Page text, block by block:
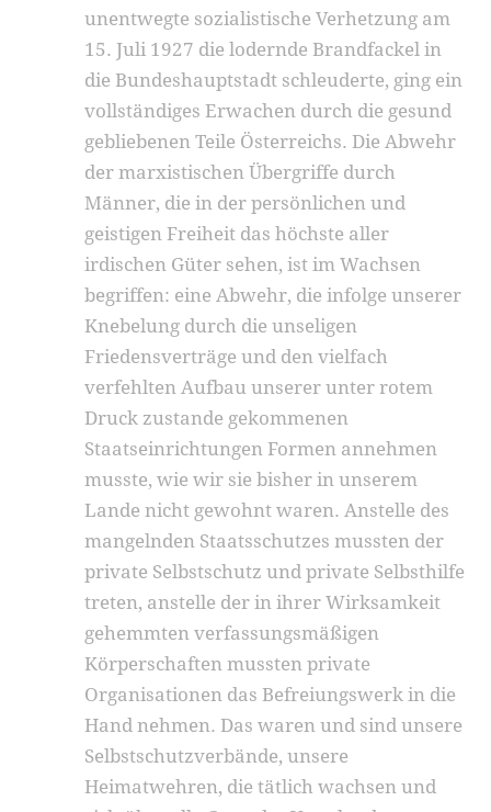
unentwegte sozialistische Verhetzung am
15. Juli 1927 die lodernde Brandfackel in
die Bundeshauptstadt schleuderte, ging ein
vollständiges Erwachen durch die gesund
gebliebenen Teile Österreichs. Die Abwehr
der marxistischen Übergriffe durch
Männer, die in der persönlichen und
geistigen Freiheit das höchste aller
irdischen Güter sehen, ist im Wachsen
begriffen: eine Abwehr, die infolge unserer
Knebelung durch die unseligen
Friedensverträge und den vielfach
verfehlten Aufbau unserer unter rotem
Druck zustande gekommenen
Staatseinrichtungen Formen annehmen
musste, wie wir sie bisher in unserem
Lande nicht gewohnt waren. Anstelle des
mangelnden Staatsschutzes mussten der
private Selbstschutz und private Selbsthilfe
treten, anstelle der in ihrer Wirksamkeit
gehemmten verfassungsmäßigen
Körperschaften mussten private
Organisationen das Befreiungswerk in die
Hand nehmen. Das waren und sind unsere
Selbstschutzverbände, unsere
Heimatwehren, die tätlich wachsen und